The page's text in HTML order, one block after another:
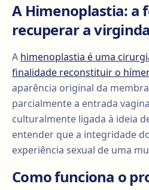
A Himenoplastia: a
recuperar a
A himenoplastia é uma
finalidade reconstituir o
aparência original da
parcialmente a entrada
culturalmente ligada à ideia
entender que a integridade
experiência sexual de uma
Como funciona o